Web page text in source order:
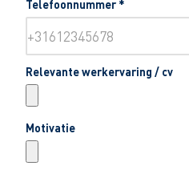
Telefoonnummer *
Relevante werkervaring / cv
Motivatie